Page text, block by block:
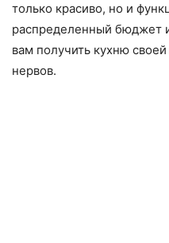
только красиво, но и
распределенный бюджет
вам получить кухню
нервов.